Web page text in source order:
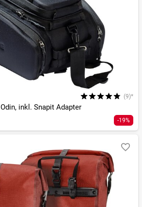
(9)*
inkl. Snapit Adapter
-19%